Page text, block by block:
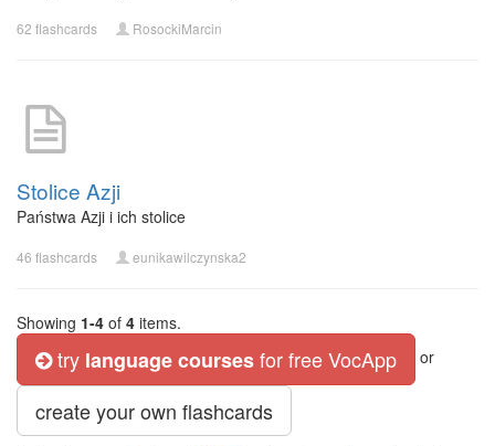
62 flashcards RosockiMarcin
Stolice Azji
Państwa Azji i ich stolice
46 flashcards eunikawilczynska2
Showing 1-4 of 4 items.
try language coursesfor free VocApp or
create your own flashcards